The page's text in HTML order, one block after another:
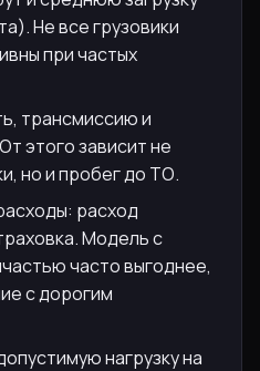
Не все грузовики
при частых
трансмиссию и
этого зависит не
но и пробег до ТО.
расход
Модель с
часто выгоднее,
с дорогим
нагрузку на